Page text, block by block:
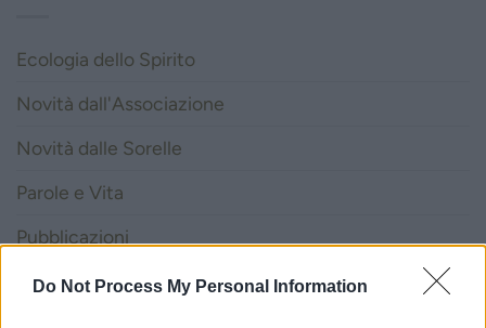
Do Not Process My Personal Information
Ecologia dello Spirito
Novità dall'Associazione
Novità dalle Sorelle
Parole e Vita
Pubblicazioni
Vocazione